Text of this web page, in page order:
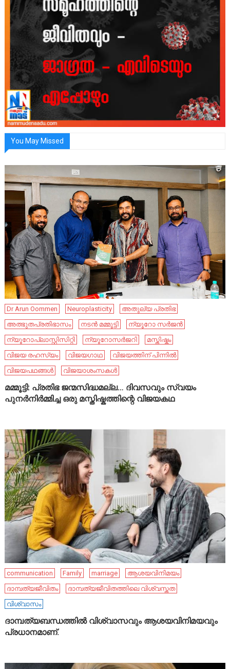
You May Missed
Dr Arun Oommen Neuroplasticity
അതുല്യ പ്രതിഭ
അത്ഭുതപ്രതിഭാസം
നടൻ മമ്മൂട്ടി
ന്യൂറോ സർജൻ
ന്യൂറോപ്ലാസ്റ്റിസിറ്റി
ന്യൂറോസർജറി
മസ്തിഷ്കം
വിജയ രഹസ്യം
വിജയഗാഥ
വിജയത്തിന് പിന്നിൽ
വിജയപഥങ്ങൾ
വിജയാശംസകൾ
മമ്മൂട്ടി: പ്രതിഭ ജന്മസിദ്ധമല്ല… ദിവസവും സ്വയം
പുനർനിർമ്മിച്ച ഒരു മസ്തിഷ്കത്തിന്റെ വിജയകഥ
communication Family marriage
ആശയവിനിമയം
ദാമ്പത്യജീവിതം
ദാമ്പത്യജീവിതത്തിലെ വിശ്വസ്തത
വിശ്വാസം
ദാമ്പത്യബന്ധത്തിൽ വിശ്വാസവും ആശയവിനിമയവും
പ്രധാനമാണ്.